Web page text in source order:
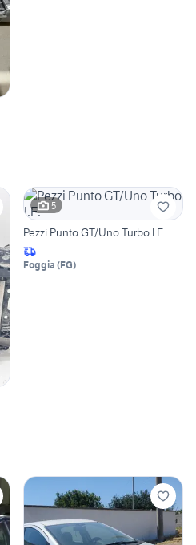
5
Pezzi Punto GT/Uno Turbo I.E.
Foggia (FG)